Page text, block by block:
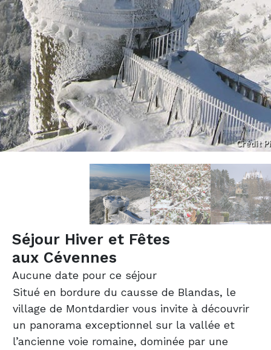
Séjour Hiver et Fêtes
aux Cévennes
Aucune date pour ce séjour
Situé en bordure du causse de Blandas, le
village de Montdardier vous invite à découvrir
un panorama exceptionnel sur la vallée et
l’ancienne voie romaine, dominée par une